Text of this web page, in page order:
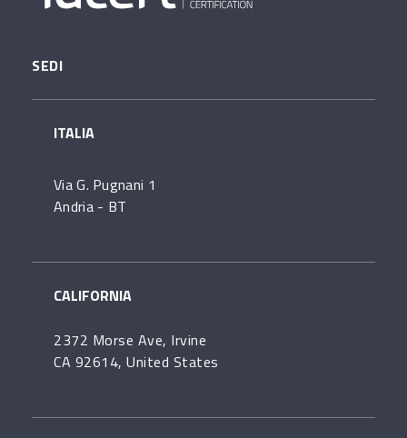
SEDI
ITALIA
Via G. Pugnani 1
Andria - BT
CALIFORNIA
2372 Morse Ave, Irvine
CA 92614, United States